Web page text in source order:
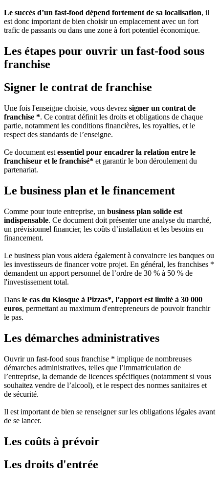
Le succès d’un fast-food dépend fortement de sa localisation, il
est donc important de bien choisir un emplacement avec un fort
trafic de passants ou dans une zone à fort potentiel économique.
Les étapes pour ouvrir un fast-food sous
franchise
Signer le contrat de franchise
Une fois l'enseigne choisie, vous devrez signer un contrat de
franchise *. Ce contrat définit les droits et obligations de chaque
partie, notamment les conditions financières, les royalties, et le
respect des standards de l’enseigne.
Ce document est essentiel pour encadrer la relation entre le
franchiseur et le franchisé* et garantir le bon déroulement du
partenariat.
Le business plan et le financement
Comme pour toute entreprise, un business plan solide est
indispensable. Ce document doit présenter une analyse du marché,
un prévisionnel financier, les coûts d’installation et les besoins en
financement.
Le business plan vous aidera également à convaincre les banques ou
les investisseurs de financer votre projet. En général, les franchises *
demandent un apport personnel de l’ordre de 30 % à 50 % de
l'investissement total.
Dans le cas du Kiosque à Pizzas*, l’apport est limité à 30 000
euros, permettant au maximum d'entrepreneurs de pouvoir franchir
le pas.
Les démarches administratives
Ouvrir un fast-food sous franchise * implique de nombreuses
démarches administratives, telles que l’immatriculation de
l’entreprise, la demande de licences spécifiques (notamment si vous
souhaitez vendre de l’alcool), et le respect des normes sanitaires et
de sécurité.
Il est important de bien se renseigner sur les obligations légales avant
de se lancer.
Les coûts à prévoir
Les droits d'entrée